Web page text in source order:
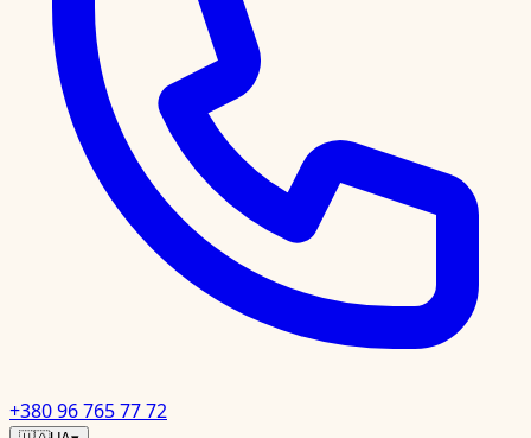
+380 96 765 77 72